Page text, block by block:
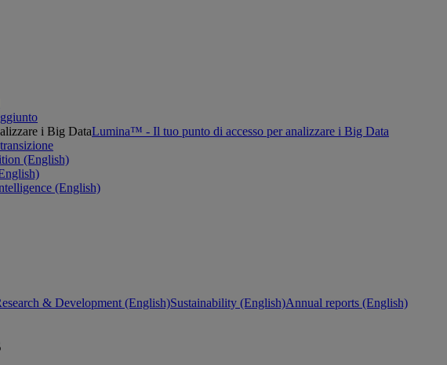
Lumina™ - Il tuo punto di accesso per analizzare i Big Data
(English)
(English)
& Development (English)Sustainability (English)Annual reports (English)